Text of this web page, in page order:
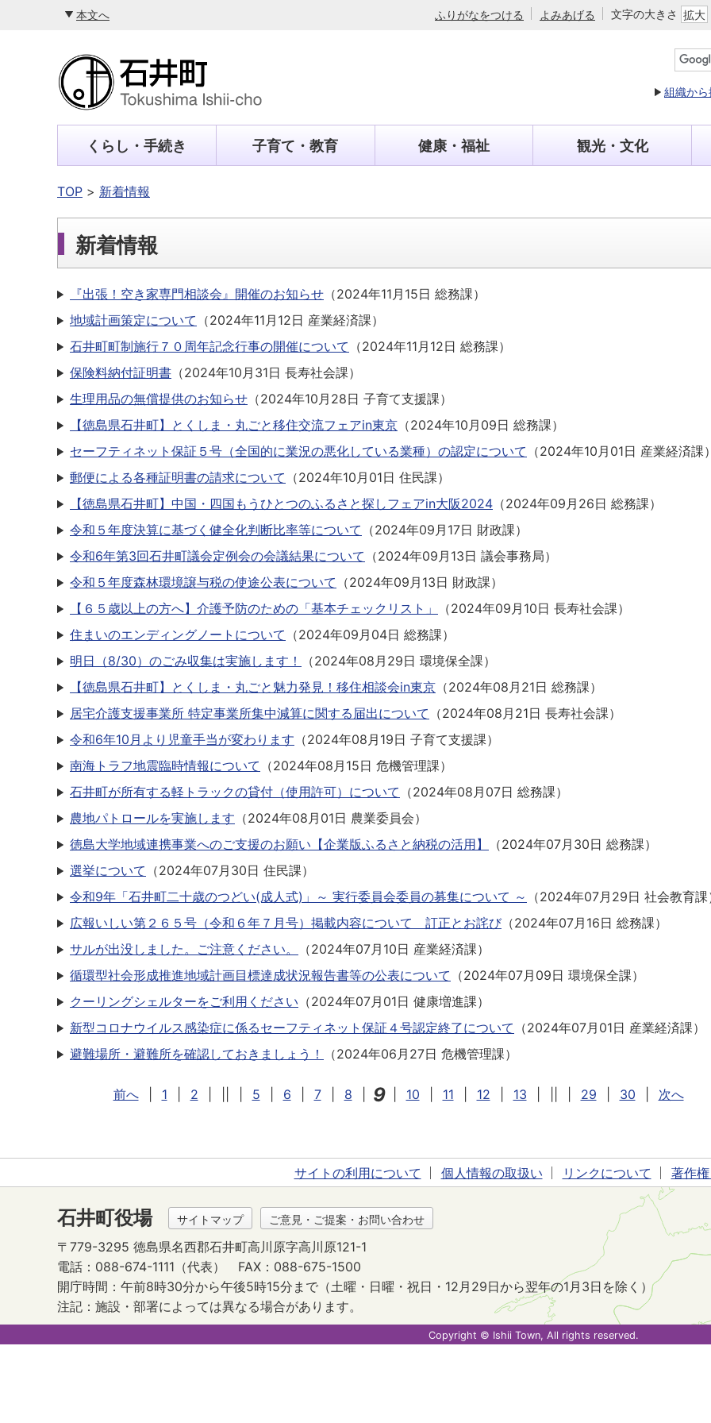
本文へ ふりがなをつける よみあげる 文字の大きさ 拡大
組織か
くらし・手続き 子育て・教育 健康・福祉 観光・文化
TOP 新着情報
新着情報
『出張！空き家専門相談会』開催のお知らせ （2024年11月15日 総務課）
地域計画策定について （2024年11月12日 産業経済課）
石井町町制施行７０周年記念行事の開催について （2024年11月12日 総務課）
保険料納付証明書 （2024年10月31日 長寿社会課）
生理用品の無償提供のお知らせ （2024年10月28日 子育て支援課）
【徳島県石井町】とくしま・丸ごと移住交流フェアin東京 （2024年10月09日 総務課）
セーフティネット保証５号（全国的に業況の悪化している業種）の認定について （2024年10月01日 産業経済課
郵便による各種証明書の請求について （2024年10月01日 住民課）
【徳島県石井町】中国・四国もうひとつのふるさと探しフェアin大阪2024 （2024年09月26日 総務課）
令和５年度決算に基づく健全化判断比率等について （2024年09月17日 財政課）
令和6年第3回石井町議会定例会の会議結果について （2024年09月13日 議会事務局）
令和５年度森林環境譲与税の使途公表について （2024年09月13日 財政課）
【６５歳以上の方へ】介護予防のための「基本チェックリスト」
（2024年09月10日 長寿社会課）
住まいのエンディングノートについて （2024年09月04日 総務課）
明日（8/30）のごみ収集は実施します！
（2024年08月29日 環境保全課）
【徳島県石井町】とくしま・丸ごと魅力発見！移住相談会in東京 （2024年08月21日 総務課）
居宅介護支援事業所 特定事業所集中減算に関する届出について （2024年08月21日 長寿社会課）
令和6年10月より児童手当が変わります （2024年08月19日 子育て支援課）
南海トラフ地震臨時情報について （2024年08月15日 危機管理課）
石井町が所有する軽トラックの貸付（使用許可）について （2024年08月07日 総務課）
農地パトロールを実施します （2024年08月01日 農業委員会）
徳島大学地域連携事業へのご支援のお願い【企業版ふるさと納税の活用】
（2024年07月30日 総務課）
選挙について （2024年07月30日 住民課）
令和9年「石井町二十歳のつどい(成人式)」～ 実行委員会委員の募集について ～
（2024年07月29日 社会教育課
広報いしい第２６５号（令和６年７月号）掲載内容について 訂正とお詫び（2024年07月16日 総務課）
サルが出没しました。ご注意ください。
（2024年07月10日 産業経済課）
循環型社会形成推進地域計画目標達成状況報告書等の公表について （2024年07月09日 環境保全課）
クーリングシェルターをご利用ください （2024年07月01日 健康増進課）
新型コロナウイルス感染症に係るセーフティネット保証４号認定終了について （2024年07月01日 産業経済課）
避難場所・避難所を確認しておきましょう！
（2024年06月27日 危機管理課）
前へ 1 2 5 6 7 8 9 10 11 12 13 29 30 次へ
サイトの利用について 個人情報の取扱い リンクについて 著作
石井町役場 サイトマップ ご意見・ご提案・お問い合わせ
〒779-3295 徳島県名西郡石井町高川原字高川原121-1
電話：088-674-1111（代表）
FAX：088-675-1500
開庁時間：午前8時30分から午後5時15分まで （土曜・日曜・祝日・12月29日から翌年の1月3日を除く）
注記：施設・部署によっては異なる場合があります。
Copyright © Ishii Town, All rights reserved.